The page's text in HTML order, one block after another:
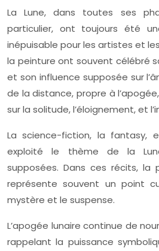
La Lune, dans toutes ses
particulier, ont toujours été
inépuisable pour les artistes et
la peinture ont souvent célébré
et son influence supposée sur
de la distance, propre à
sur la solitude, l’éloignement, et
La science-fiction, la fantasy,
exploité le thème de la
supposées. Dans ces récits, la
représente souvent un point
mystère et le suspense.
L’apogée lunaire continue de
rappelant la puissance